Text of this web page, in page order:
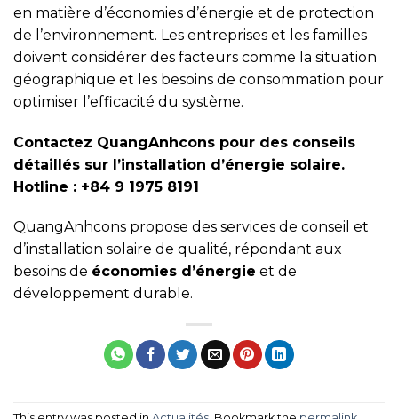
en matière d’économies d’énergie et de protection
de l’environnement. Les entreprises et les familles
doivent considérer des facteurs comme la situation
géographique et les besoins de consommation pour
optimiser l’efficacité du système.
Contactez QuangAnhcons pour des conseils
détaillés sur l’installation d’énergie solaire.
Hotline : +84 9 1975 8191
QuangAnhcons propose des services de conseil et
d’installation solaire de qualité, répondant aux
besoins de économies d’énergie et de
développement durable.